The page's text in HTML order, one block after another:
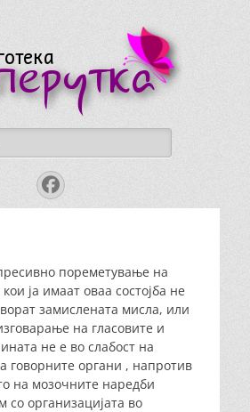
Logoteka
Peperutka
Facebook
пореметување на
ја имаат оваа состојба не
замислената мисла, или
на гласовите и
не е во слабост на
говорните органи , напротив
на мозочните наредби
со организацијата во